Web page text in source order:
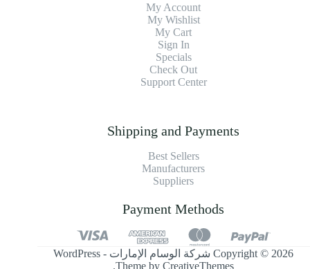
My Account
My Wishlist
My Cart
Sign In
Specials
Check Out
Support Center
Shipping and Payments
Best Sellers
Manufacturers
Suppliers
Payment Methods
Copyright © 2026 شركة الوسام الإمارات - WordPress
Theme byCreativeThemes
.